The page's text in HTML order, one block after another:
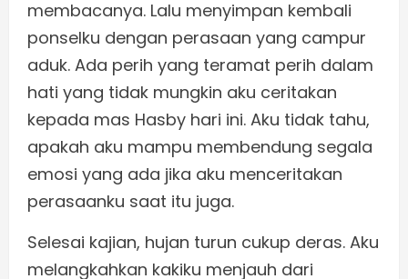
membacanya. Lalu menyimpan kembali
ponselku dengan perasaan yang campur
aduk. Ada perih yang teramat perih dalam
hati yang tidak mungkin aku ceritakan
kepada mas Hasby hari ini. Aku tidak tahu,
apakah aku mampu membendung segala
emosi yang ada jika aku menceritakan
perasaanku saat itu juga.
Selesai kajian, hujan turun cukup deras. Aku
melangkahkan kakiku menjauh dari